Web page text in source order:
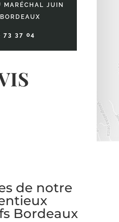
MARÉCHAL JUIN
73 37 04
de notre
Bordeaux